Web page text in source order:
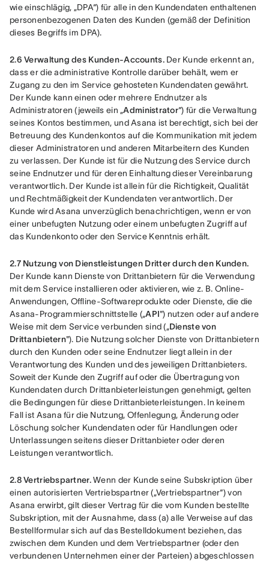
wie einschlägig, „DPA“) für alle in den Kundendaten enthaltenen
personenbezogenen Daten des Kunden (gemäß der Definition
dieses Begriffs im DPA).
2.6 Verwaltung des Kunden-Accounts. Der Kunde erkennt an,
dass er die administrative Kontrolle darüber behält, wem er
Zugang zu den im Service gehosteten Kundendaten gewährt.
Der Kunde kann einen oder mehrere Endnutzer als
Administratoren (jeweils ein „Administrator“) für die Verwaltung
seines Kontos bestimmen, und Asana ist berechtigt, sich bei der
Betreuung des Kundenkontos auf die Kommunikation mit jedem
dieser Administratoren und anderen Mitarbeitern des Kunden
zu verlassen. Der Kunde ist für die Nutzung des Service durch
seine Endnutzer und für deren Einhaltung dieser Vereinbarung
verantwortlich. Der Kunde ist allein für die Richtigkeit, Qualität
und Rechtmäßigkeit der Kundendaten verantwortlich. Der
Kunde wird Asana unverzüglich benachrichtigen, wenn er von
einer unbefugten Nutzung oder einem unbefugten Zugriff auf
das Kundenkonto oder den Service Kenntnis erhält.
2.7 Nutzung von Dienstleistungen Dritter durch den Kunden.
Der Kunde kann Dienste von Drittanbietern für die Verwendung
mit dem Service installieren oder aktivieren, wie z. B. Online-
Anwendungen, Offline-Softwareprodukte oder Dienste, die die
Asana-Programmierschnittstelle („API") nutzen oder auf andere
Weise mit dem Service verbunden sind („Dienste von
Drittanbietern"). Die Nutzung solcher Dienste von Drittanbietern
durch den Kunden oder seine Endnutzer liegt allein in der
Verantwortung des Kunden und des jeweiligen Drittanbieters.
Soweit der Kunde den Zugriff auf oder die Übertragung von
Kundendaten durch Drittanbieterleistungen genehmigt, gelten
die Bedingungen für diese Drittanbieterleistungen. In keinem
Fall ist Asana für die Nutzung, Offenlegung, Änderung oder
Löschung solcher Kundendaten oder für Handlungen oder
Unterlassungen seitens dieser Drittanbieter oder deren
Leistungen verantwortlich.
2.8 Vertriebspartner. Wenn der Kunde seine Subskription über
einen autorisierten Vertriebspartner („Vertriebspartner“) von
Asana erwirbt, gilt dieser Vertrag für die vom Kunden bestellte
Subskription, mit der Ausnahme, dass (a) alle Verweise auf das
Bestellformular sich auf das Bestelldokument beziehen, das
zwischen dem Kunden und dem Vertriebspartner (oder den
verbundenen Unternehmen einer der Parteien) abgeschlossen